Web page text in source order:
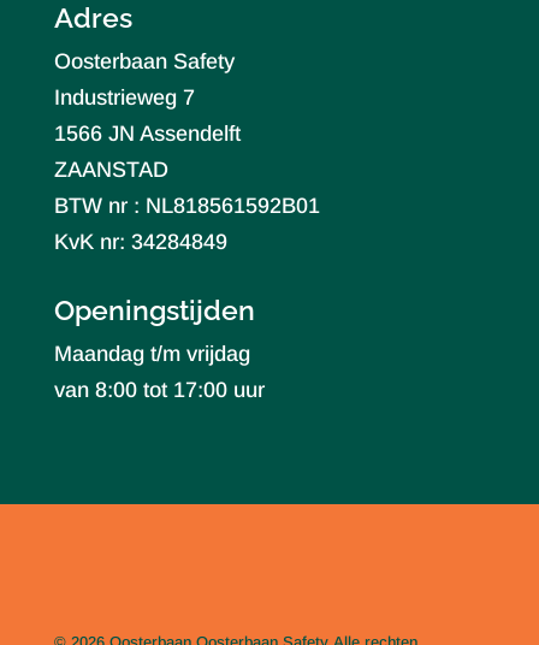
Adres
Oosterbaan Safety
Industrieweg 7
1566 JN Assendelft
ZAANSTAD
BTW nr : NL818561592B01
KvK nr: 34284849
Openingstijden
Maandag t/m vrijdag
van 8:00 tot 17:00 uur